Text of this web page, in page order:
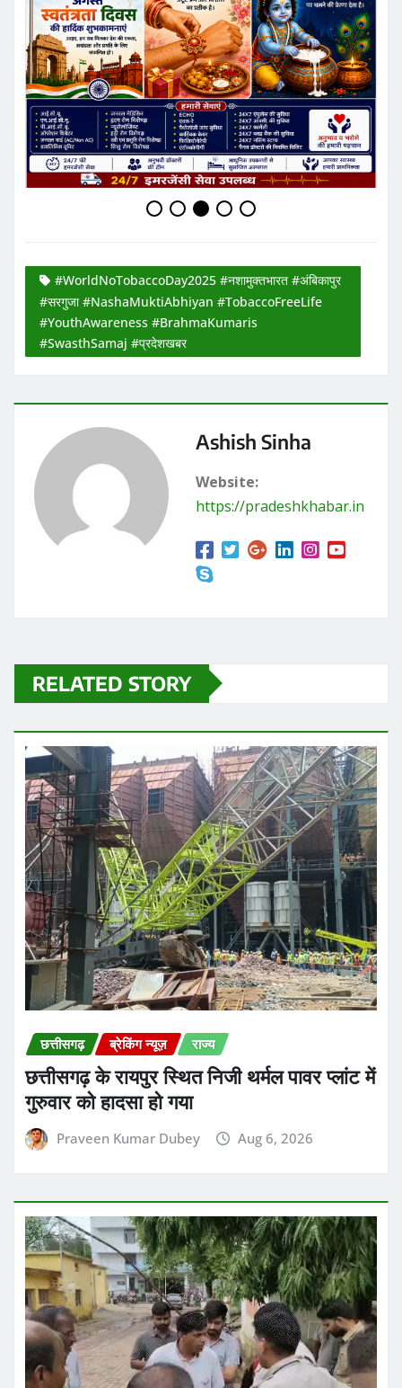
#WorldNoTobaccoDay2025 #नशामुक्तभारत #अंबिकापुर
#SwasthSamaj #प्रदेशखबर
https://pradeshkhabar.in
छत्तीसगढ़ ब्रेकिंग न्यूज़ राज्य
छत्तीसगढ़ के रायपुर स्थित निजी थर्मल पावर प्लांट में
गुरुवार को हादसा हो गया
Praveen Kumar Dubey Aug 6, 2026